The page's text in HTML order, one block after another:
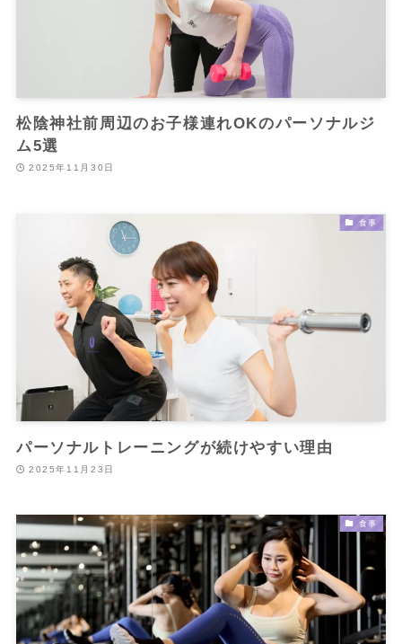
松陰神社前周辺のお子様連れOKのパーソナルジ
ム5選
2025年11月30日
食事
パーソナルトレーニングが続けやすい理由
2025年11月23日
食事